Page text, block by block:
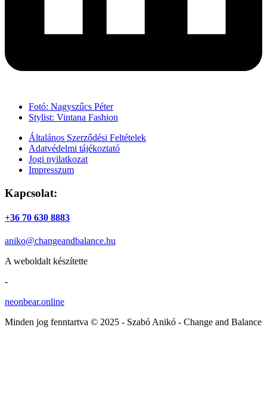
Fotó: Nagyszűcs Péter
Stylist: Vintana Fashion
Általános Szerződési Feltételek
Adatvédelmi tájékoztató
Jogi nyilatkozat
Impresszum
Kapcsolat:
+36 70 630 8883
aniko@changeandbalance.hu
A weboldalt készítette
-
neonbear.online
Minden jog fenntartva © 2025 - Szabó Anikó - Change and Balance